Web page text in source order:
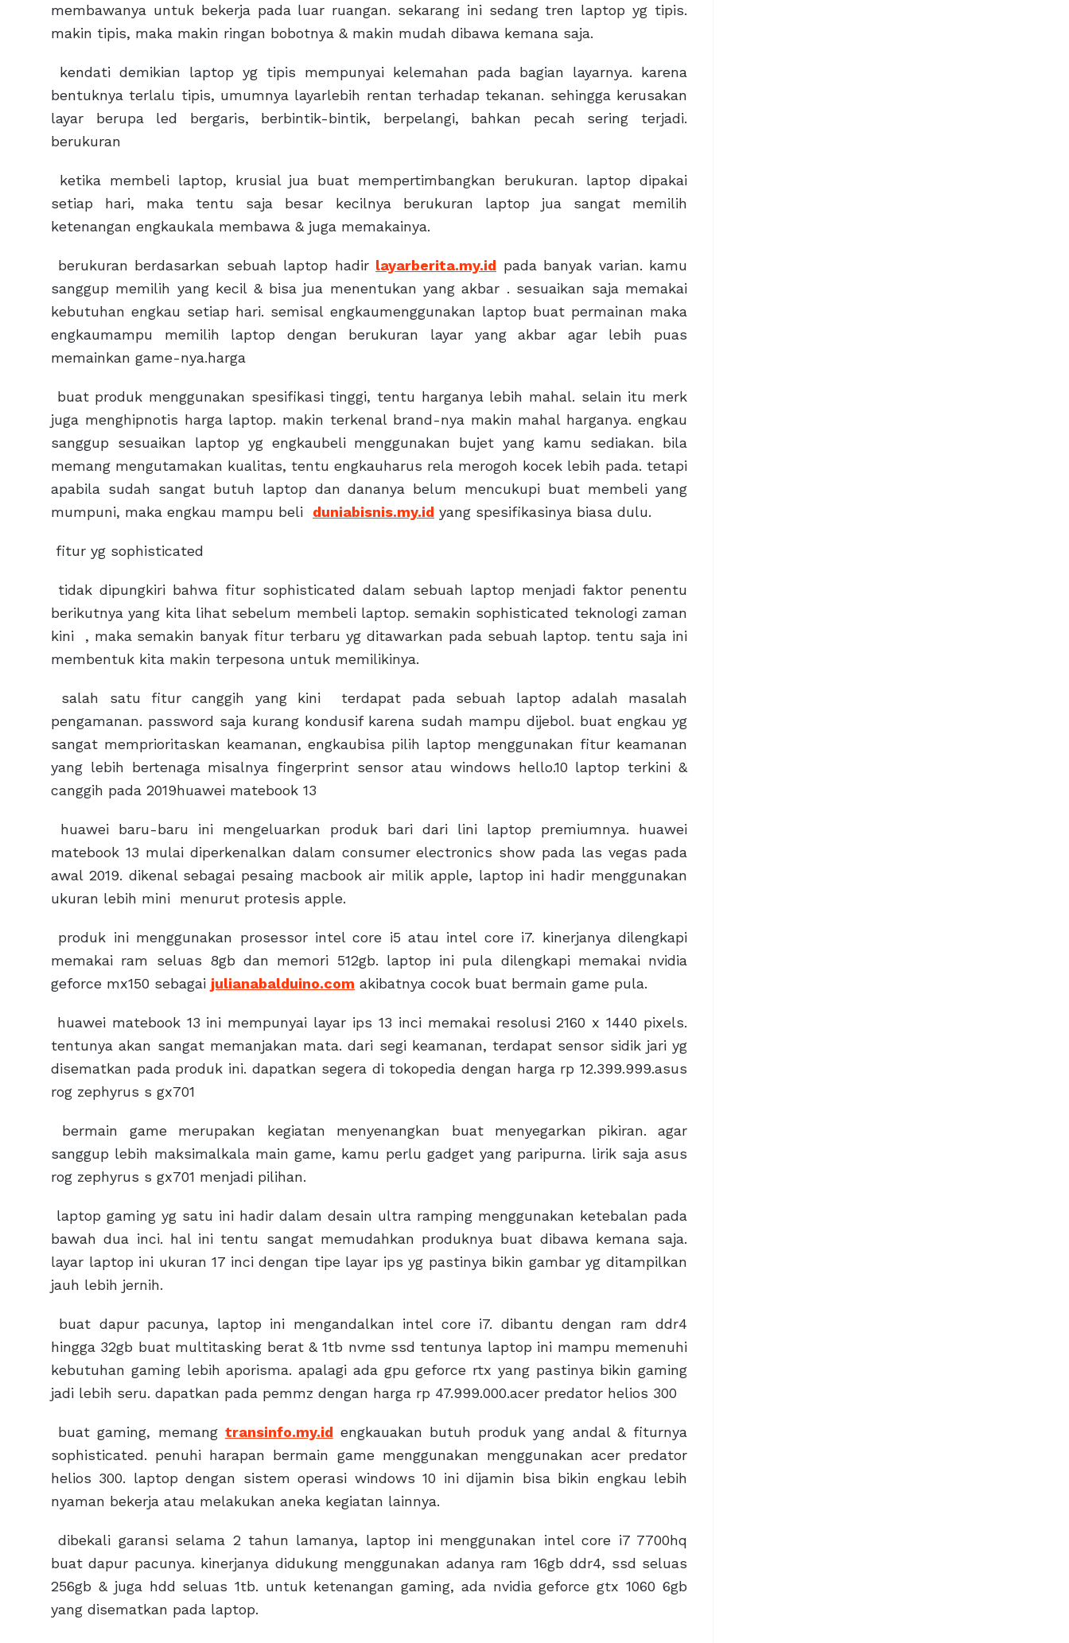
membawanya untuk bekerja pada luar ruangan. sekarang ini sedang tren laptop yg tipis.
makin tipis, maka makin ringan bobotnya & makin mudah dibawa kemana saja.
kendati demikian laptop yg tipis mempunyai kelemahan pada bagian layarnya. karena
bentuknya terlalu tipis, umumnya layarlebih rentan terhadap tekanan. sehingga kerusakan
layar berupa led bergaris, berbintik-bintik, berpelangi, bahkan pecah sering terjadi.
berukuran
ketika membeli laptop, krusial jua buat mempertimbangkan berukuran. laptop dipakai
setiap hari, maka tentu saja besar kecilnya berukuran laptop jua sangat memilih
ketenangan engkaukala membawa & juga memakainya.
berukuran berdasarkan sebuah laptop hadir layarberita.my.id pada banyak varian. kamu
sanggup memilih yang kecil & bisa jua menentukan yang akbar . sesuaikan saja memakai
kebutuhan engkau setiap hari. semisal engkaumenggunakan laptop buat permainan maka
engkaumampu memilih laptop dengan berukuran layar yang akbar agar lebih puas
memainkan game-nya.harga
buat produk menggunakan spesifikasi tinggi, tentu harganya lebih mahal. selain itu merk
juga menghipnotis harga laptop. makin terkenal brand-nya makin mahal harganya. engkau
sanggup sesuaikan laptop yg engkaubeli menggunakan bujet yang kamu sediakan. bila
memang mengutamakan kualitas, tentu engkauharus rela merogoh kocek lebih pada. tetapi
apabila sudah sangat butuh laptop dan dananya belum mencukupi buat membeli yang
mumpuni, maka engkau mampu beli duniabisnis.my.id yang spesifikasinya biasa dulu.
fitur yg sophisticated
tidak dipungkiri bahwa fitur sophisticated dalam sebuah laptop menjadi faktor penentu
berikutnya yang kita lihat sebelum membeli laptop. semakin sophisticated teknologi zaman
kini , maka semakin banyak fitur terbaru yg ditawarkan pada sebuah laptop. tentu saja ini
membentuk kita makin terpesona untuk memilikinya.
salah satu fitur canggih yang kini terdapat pada sebuah laptop adalah masalah
pengamanan. password saja kurang kondusif karena sudah mampu dijebol. buat engkau yg
sangat memprioritaskan keamanan, engkaubisa pilih laptop menggunakan fitur keamanan
yang lebih bertenaga misalnya fingerprint sensor atau windows hello.10 laptop terkini &
canggih pada 2019huawei matebook 13
huawei baru-baru ini mengeluarkan produk bari dari lini laptop premiumnya. huawei
matebook 13 mulai diperkenalkan dalam consumer electronics show pada las vegas pada
awal 2019. dikenal sebagai pesaing macbook air milik apple, laptop ini hadir menggunakan
ukuran lebih mini menurut protesis apple.
produk ini menggunakan prosessor intel core i5 atau intel core i7. kinerjanya dilengkapi
memakai ram seluas 8gb dan memori 512gb. laptop ini pula dilengkapi memakai nvidia
geforce mx150 sebagai julianabalduino.com akibatnya cocok buat bermain game pula.
huawei matebook 13 ini mempunyai layar ips 13 inci memakai resolusi 2160 x 1440 pixels.
tentunya akan sangat memanjakan mata. dari segi keamanan, terdapat sensor sidik jari yg
disematkan pada produk ini. dapatkan segera di tokopedia dengan harga rp 12.399.999.asus
rog zephyrus s gx701
bermain game merupakan kegiatan menyenangkan buat menyegarkan pikiran. agar
sanggup lebih maksimalkala main game, kamu perlu gadget yang paripurna. lirik saja asus
rog zephyrus s gx701 menjadi pilihan.
laptop gaming yg satu ini hadir dalam desain ultra ramping menggunakan ketebalan pada
bawah dua inci. hal ini tentu sangat memudahkan produknya buat dibawa kemana saja.
layar laptop ini ukuran 17 inci dengan tipe layar ips yg pastinya bikin gambar yg ditampilkan
jauh lebih jernih.
buat dapur pacunya, laptop ini mengandalkan intel core i7. dibantu dengan ram ddr4
hingga 32gb buat multitasking berat & 1tb nvme ssd tentunya laptop ini mampu memenuhi
kebutuhan gaming lebih aporisma. apalagi ada gpu geforce rtx yang pastinya bikin gaming
jadi lebih seru. dapatkan pada pemmz dengan harga rp 47.999.000.acer predator helios 300
buat gaming, memang transinfo.my.id engkauakan butuh produk yang andal & fiturnya
sophisticated. penuhi harapan bermain game menggunakan menggunakan acer predator
helios 300. laptop dengan sistem operasi windows 10 ini dijamin bisa bikin engkau lebih
nyaman bekerja atau melakukan aneka kegiatan lainnya.
dibekali garansi selama 2 tahun lamanya, laptop ini menggunakan intel core i7 7700hq
buat dapur pacunya. kinerjanya didukung menggunakan adanya ram 16gb ddr4, ssd seluas
256gb & juga hdd seluas 1tb. untuk ketenangan gaming, ada nvidia geforce gtx 1060 6gb
yang disematkan pada laptop.